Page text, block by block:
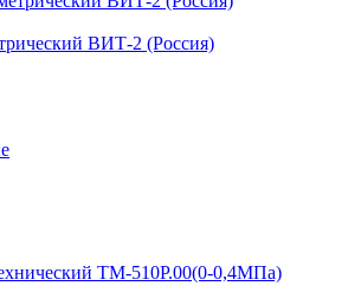
ВИТ-2 (Россия)